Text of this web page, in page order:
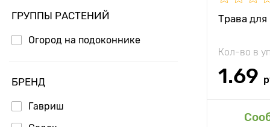
ГРУППЫ РАСТЕНИЙ
Огород на подоконнике
БРЕНД
Гавриш
Трава
Кол-во в
1.69
Применение